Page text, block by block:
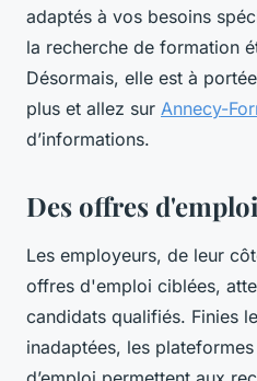
adaptés à vos besoins
la recherche de formation
Désormais, elle est à
plus et allez sur Annecy-
d’informations.
Des offres
Les employeurs, de leur
offres d'emploi ciblées,
candidats qualifiés. Finies
inadaptées, les